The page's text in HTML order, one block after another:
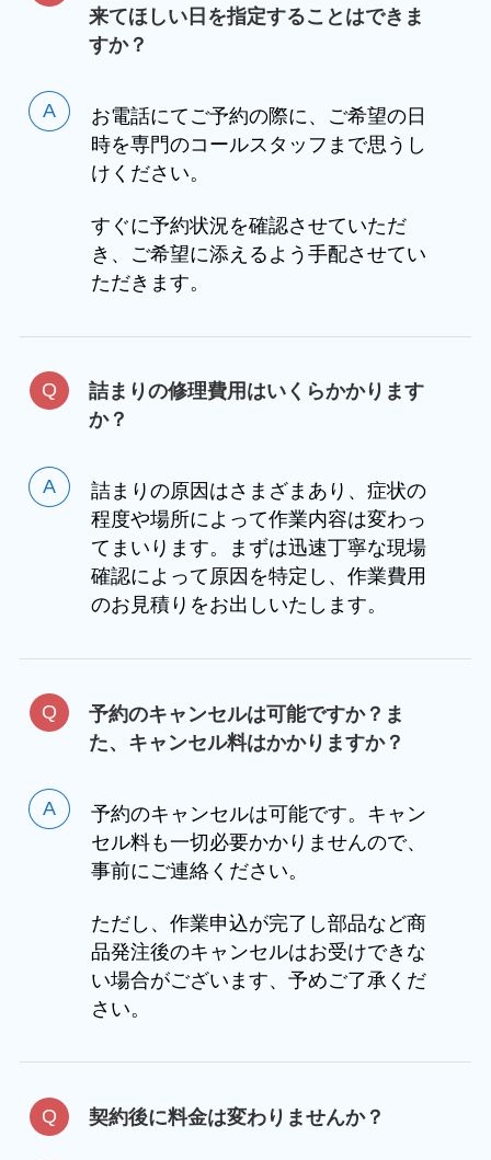
来てほしい日を指定することはできま
すか？
お電話にてご予約の際に、ご希望の日
時を専門のコールスタッフまで思うし
けください。
すぐに予約状況を確認させていただ
き、ご希望に添えるよう手配させてい
ただきます。
詰まりの修理費用はいくらかかります
か？
詰まりの原因はさまざまあり、症状の
程度や場所によって作業内容は変わっ
てまいります。まずは迅速丁寧な現場
確認によって原因を特定し、作業費用
のお見積りをお出しいたします。
予約のキャンセルは可能ですか？ま
た、キャンセル料はかかりますか？
予約のキャンセルは可能です。キャン
セル料も一切必要かかりませんので、
事前にご連絡ください。
ただし、作業申込が完了し部品など商
品発注後のキャンセルはお受けできな
い場合がございます、予めご了承くだ
さい。
契約後に料金は変わりませんか？